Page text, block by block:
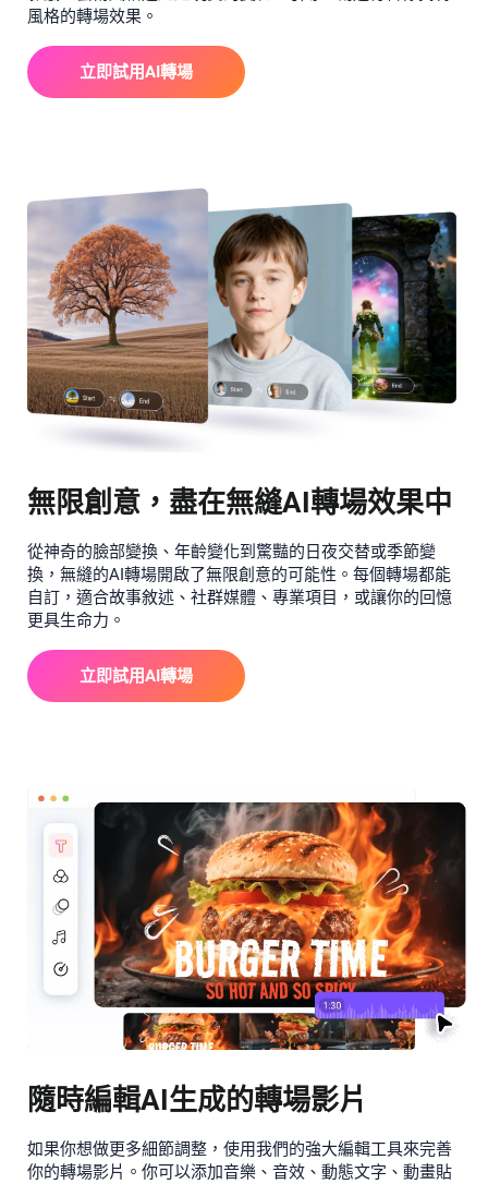
風格的轉場效果。
立即試用AI轉場
無限創意，盡在無縫AI轉場效果中
從神奇的臉部變換、年齡變化到驚豔的日夜交替或季節變
換，無縫的AI轉場開啟了無限創意的可能性。每個轉場都能
自訂，適合故事敘述、社群媒體、專業項目，或讓你的回憶
更具生命力。
立即試用AI轉場
隨時編輯AI生成的轉場影片
如果你想做更多細節調整，使用我們的強大編輯工具來完善
你的轉場影片。你可以添加音樂、音效、動態文字、動畫貼